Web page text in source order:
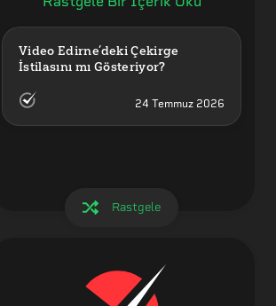
Video Edirne’deki Çekirge
İstilasını mı Gösteriyor?
24 Temmuz 2026
Rastgele